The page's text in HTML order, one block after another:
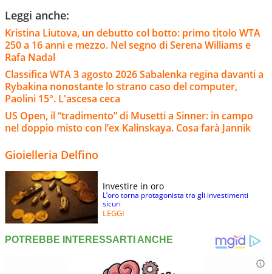
Leggi anche:
Kristina Liutova, un debutto col botto: primo titolo WTA
250 a 16 anni e mezzo. Nel segno di Serena Williams e
Rafa Nadal
Classifica WTA 3 agosto 2026 Sabalenka regina davanti a
Rybakina nonostante lo strano caso del computer,
Paolini 15°. L'ascesa ceca
US Open, il “tradimento” di Musetti a Sinner: in campo
nel doppio misto con l’ex Kalinskaya. Cosa farà Jannik
Gioielleria Delfino
Investire in oro
L’oro torna protagonista tra gli investimenti
sicuri
LEGGI